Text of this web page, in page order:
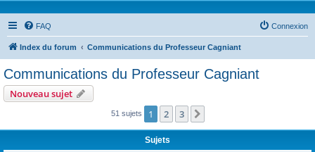
FAQ Connexion
Index du forum Communications du Professeur Cagniant
Communications du Professeur Cagniant
Nouveau sujet
51 sujets 1 2 3
Sujets